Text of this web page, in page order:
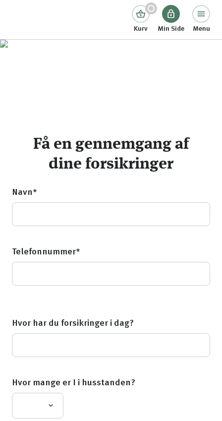
Kurv Min Side Menu
Få en gennemgang af
dine forsikringer
Navn*
Telefonnummer*
Hvor har du forsikringer i dag?
Hvor mange er I i husstanden?